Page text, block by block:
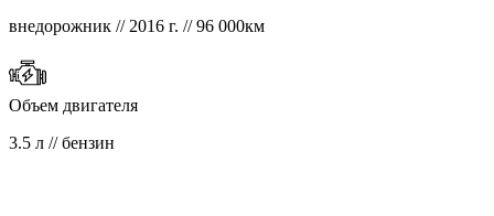
внедорожник // 2016 г. // 96 000км
Объем двигателя
3.5 л // бензин